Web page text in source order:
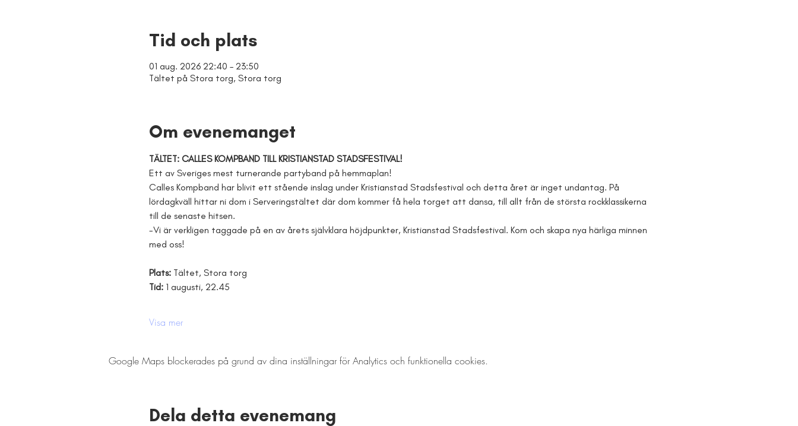
Tid och plats
01 aug. 2026 22:40 – 23:50
Tältet på Stora torg, Stora torg
Om evenemanget
TÄLTET: CALLES KOMPBAND TILL KRISTIANSTAD STADSFESTIVAL!
Ett av Sveriges mest turnerande partyband på hemmaplan!
Calles Kompband har blivit ett stående inslag under Kristianstad Stadsfestival och detta året är inget undantag. På
lördagkväll hittar ni dom i Serveringstältet där dom kommer få hela torget att dansa, till allt från de största rockklassikerna
till de senaste hitsen.
-Vi är verkligen taggade på en av årets självklara höjdpunkter, Kristianstad Stadsfestival. Kom och skapa nya härliga minnen
med oss!
Plats: Tältet, Stora torg
Tid: 1 augusti, 22.45
Visa mer
Google Maps blockerades på grund av dina inställningar för Analytics och funktionella cookies.
Dela detta evenemang